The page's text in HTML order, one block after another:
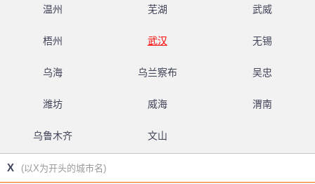
温州 芜湖 武威
梧州 武汉 无锡
乌海 乌兰察布 吴忠
潍坊 威海 渭南
乌鲁木齐 文山
X (以X为开头的城市名)